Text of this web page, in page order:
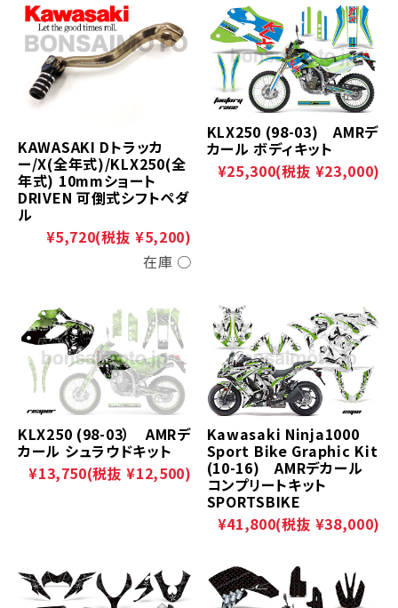
KAWASAKI Dトラッカ
ー/X(全年式)/KLX250(全
年式) 10mmショート
DRIVEN 可倒式シフトペダ
ル
¥5,720(税抜 ¥5,200)
在庫 ○
KLX250 (98-03) AMRデ
カール ボディキット
¥25,300(税抜 ¥23,000)
KLX250 (98-03） AMRデ
カール シュラウドキット
¥13,750(税抜 ¥12,500)
Kawasaki Ninja1000
Sport Bike Graphic Kit
(10-16) AMRデカール
コンプリートキット
SPORTSBIKE
¥41,800(税抜 ¥38,000)